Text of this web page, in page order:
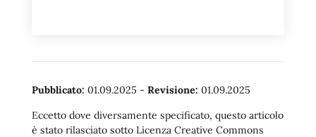
Pubblicato: 01.09.2025 - Revisione: 01.09.2025
Eccetto dove diversamente specificato, questo articolo
è stato rilasciato sotto Licenza Creative Commons